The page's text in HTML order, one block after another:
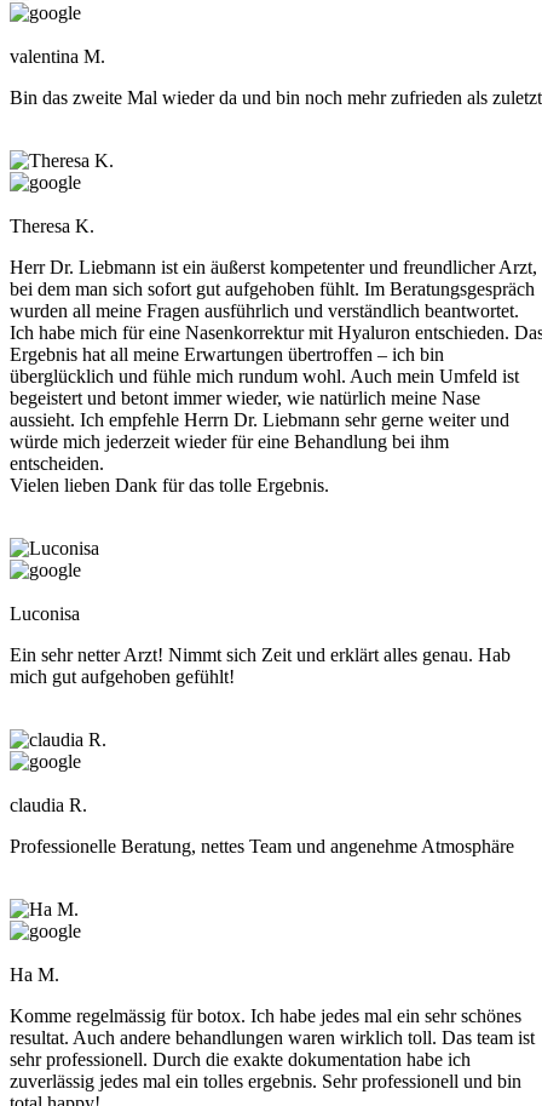
valentina M.
Bin das zweite Mal wieder da und bin noch mehr zufrieden als zuletzt
Theresa K.
Herr Dr. Liebmann ist ein äußerst kompetenter und freundlicher Arzt,
bei dem man sich sofort gut aufgehoben fühlt. Im Beratungsgespräch
wurden all meine Fragen ausführlich und verständlich beantwortet.
Ich habe mich für eine Nasenkorrektur mit Hyaluron entschieden.
Ergebnis hat all meine Erwartungen übertroffen – ich bin
überglücklich und fühle mich rundum wohl. Auch mein Umfeld ist
begeistert und betont immer wieder, wie natürlich meine Nase
aussieht. Ich empfehle Herrn Dr. Liebmann sehr gerne weiter und
würde mich jederzeit wieder für eine Behandlung bei ihm
entscheiden.
Vielen lieben Dank für das tolle Ergebnis.
Luconisa
Ein sehr netter Arzt! Nimmt sich Zeit und erklärt alles genau. Hab
mich gut aufgehoben gefühlt!
claudia R.
Professionelle Beratung, nettes Team und angenehme Atmosphäre
Ha M.
Komme regelmässig für botox. Ich habe jedes mal ein sehr schönes
resultat. Auch andere behandlungen waren wirklich toll. Das team ist
sehr professionell. Durch die exakte dokumentation habe ich
zuverlässig jedes mal ein tolles ergebnis. Sehr professionell und bin